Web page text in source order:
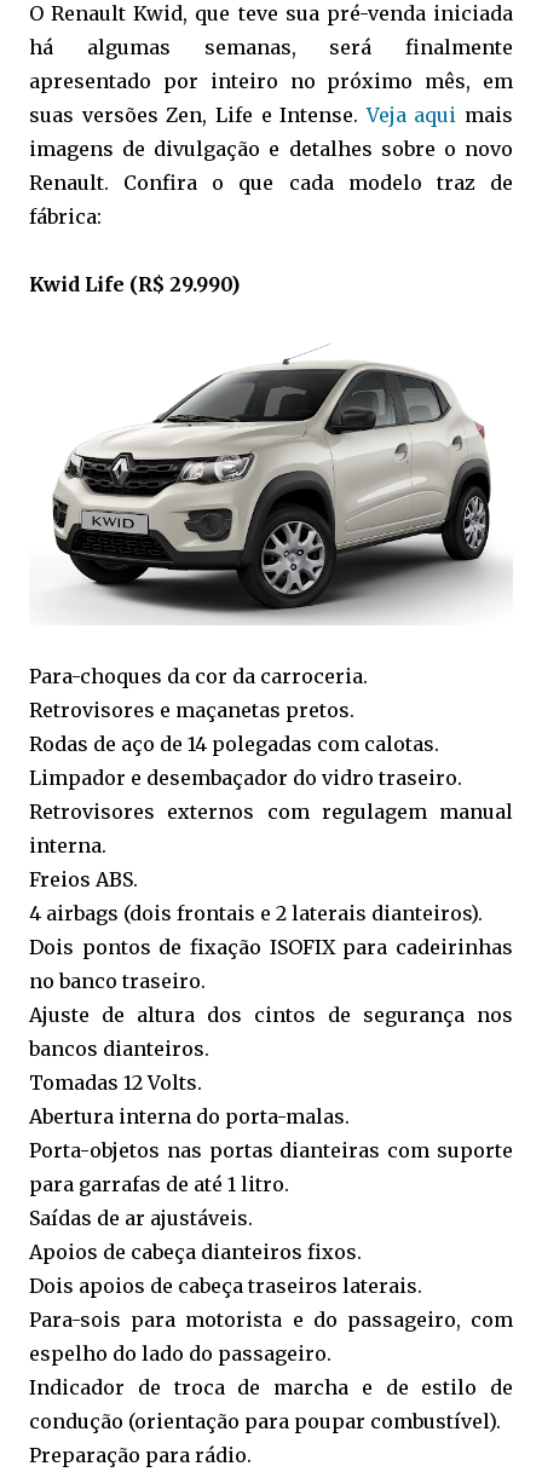
O Renault Kwid, que teve sua pré-venda iniciada
há algumas semanas, será finalmente
apresentado por inteiro no próximo mês, em
suas versões Zen, Life e Intense.Veja aqui mais
imagens de divulgação e detalhes sobre o novo
Renault. Confira o que cada modelo traz de
fábrica:
Kwid Life (R$ 29.990)
Para-choques da cor da carroceria.
Retrovisores e maçanetas pretos.
Rodas de aço de 14 polegadas com calotas.
Limpador e desembaçador do vidro traseiro.
Retrovisores externos com regulagem manual
interna.
Freios ABS.
4 airbags (dois frontais e 2 laterais dianteiros).
Dois pontos de fixação ISOFIX para cadeirinhas
no banco traseiro.
Ajuste de altura dos cintos de segurança nos
bancos dianteiros.
Tomadas 12 Volts.
Abertura interna do porta-malas.
Porta-objetos nas portas dianteiras com suporte
para garrafas de até 1 litro.
Saídas de ar ajustáveis.
Apoios de cabeça dianteiros fixos.
Dois apoios de cabeça traseiros laterais.
Para-sois para motorista e do passageiro, com
espelho do lado do passageiro.
Indicador de troca de marcha e de estilo de
condução (orientação para poupar combustível).
Preparação para rádio.